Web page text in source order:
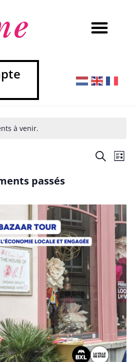
à venir.
de
vues
Liste
passés